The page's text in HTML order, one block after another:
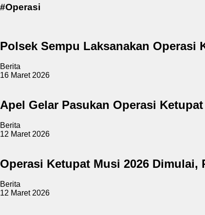
#Operasi
Polsek Sempu Laksanakan Operasi
Berita
16 Maret 2026
Apel Gelar Pasukan Operasi
Berita
12 Maret 2026
Operasi Ketupat Musi 2026
Berita
12 Maret 2026